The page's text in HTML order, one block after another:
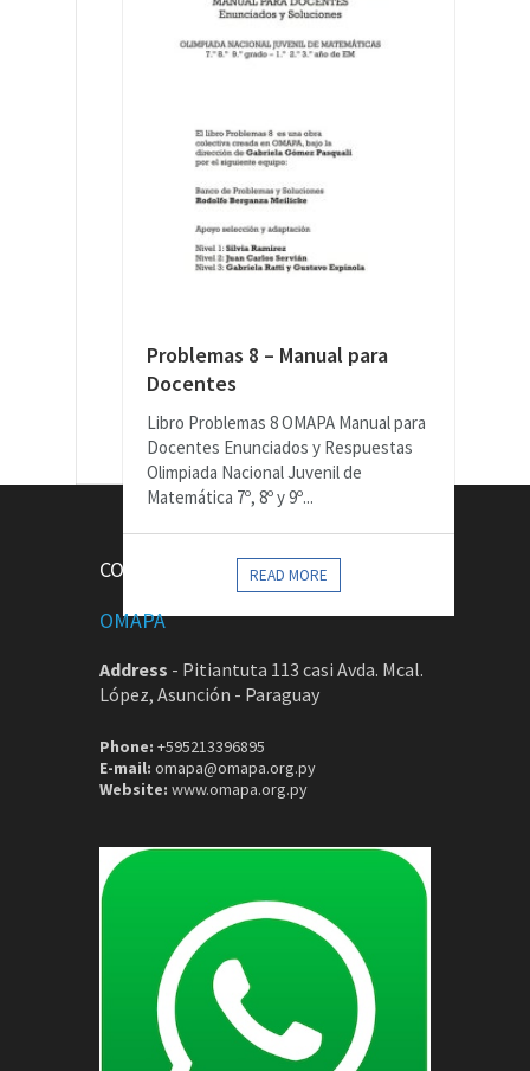
Problemas 8 – Manual para
Docentes
Libro Problemas 8 OMAPA Manual para
Docentes Enunciados y Respuestas
Olimpiada Nacional Juvenil de
Matemática 7º, 8º y 9º...
READ MORE
CONTACTOS
OMAPA
Address - Pitiantuta 113 casi Avda. Mcal.
López, Asunción - Paraguay
Phone: +595213396895
E-mail: omapa@omapa.org.py
Website: www.omapa.org.py